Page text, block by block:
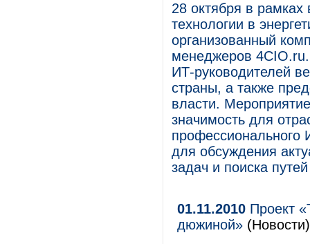
28 октября в
технологии в
организованный
менеджеров
ИТ-руководителей
страны, а также
власти.
значимость для
для обсуждения
задач и поиска
01.11.2010 Проект
дюжиной» (Новости)